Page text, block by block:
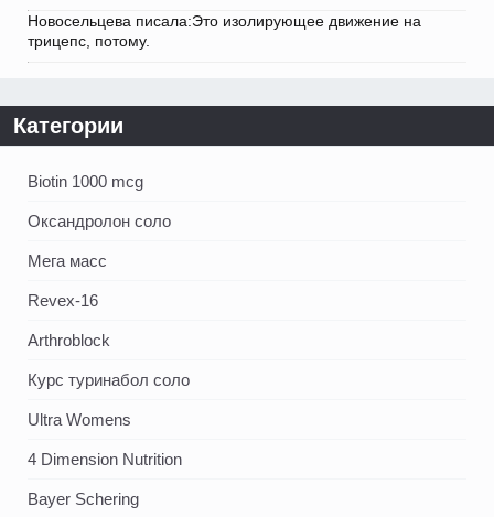
Новосельцева писала:Это изолирующее движение на
трицепс, потому.
Категории
Biotin 1000 mcg
Оксандролон соло
Мега масс
Revex-16
Arthroblock
Курс туринабол соло
Ultra Womens
4 Dimension Nutrition
Bayer Schering